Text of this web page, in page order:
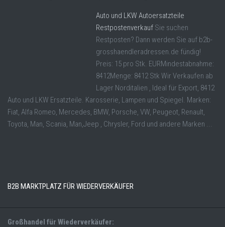
Auto und LKW Autoersatzteile
Restpostenverkauf Sie suchen
Restposten? Dann werden Sie auf b2b-
grosshaendleradressen.de fündig!
Preis: 15 pro Stk. EURMindestabnahme:
8412Menge: 8412 Stk Wir Verkaufen ab
Lager Norditalien , Ideal für Export, 8412
Auto und LKW Ersatzteile. Karosserie, Lampen und Spiegel. Marken:
Fiat, Alfa Romeo, Mercedes, BMW, Porsche, VW, Peugeot, Renault,
Toyota, Man, Scania, Man,Jeep , Chrysler, Ford und andere Marken ...
B2B MARKTPLATZ FÜR WIEDERVERKÄUFER
Großhandel für Wiederverkäufer: